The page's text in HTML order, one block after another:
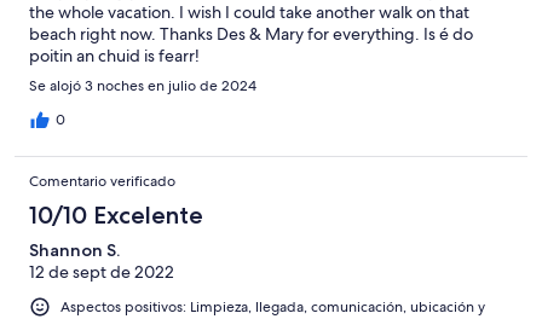
the whole vacation. I wish I could take another walk on that
beach right now. Thanks Des & Mary for everything. Is é do
poitin an chuid is fearr!
Se alojó 3 noches en julio de 2024
0
Comentario verificado
10/10 Excelente
Shannon S.
12 de sept de 2022
Aspectos positivos: Limpieza, llegada, comunicación, ubicación y